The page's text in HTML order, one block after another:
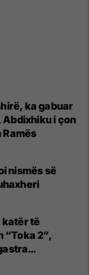
ka gabuar
i çon
Ramës
nismës së
katër të
“Toka 2”,